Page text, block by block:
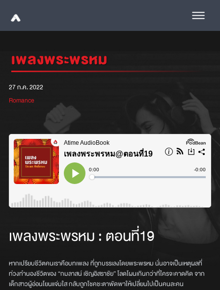
เพลงพระพรหม
27 ก.ค. 2022
Romance
เพลงพระพรหม:ตอนที่19
หากเปรียบชีวิตคนเราคือบทเพลง ที่ถูกบรรเลงโดยพระพรหม นั่นอาจเป็นเหตุผลที่
ท่วงทำนองชีวิตของ “กมลาสน์ เชิญอิสราชัย” โลดโผนเกินกว่าที่ใครจะคาดคิด จาก
เด็กสาวผู้อ่อนโยนแจ่มใส กลับถูกโชคชะตาพัดพาให้เปลี่ยนไปเป็นคนละคน